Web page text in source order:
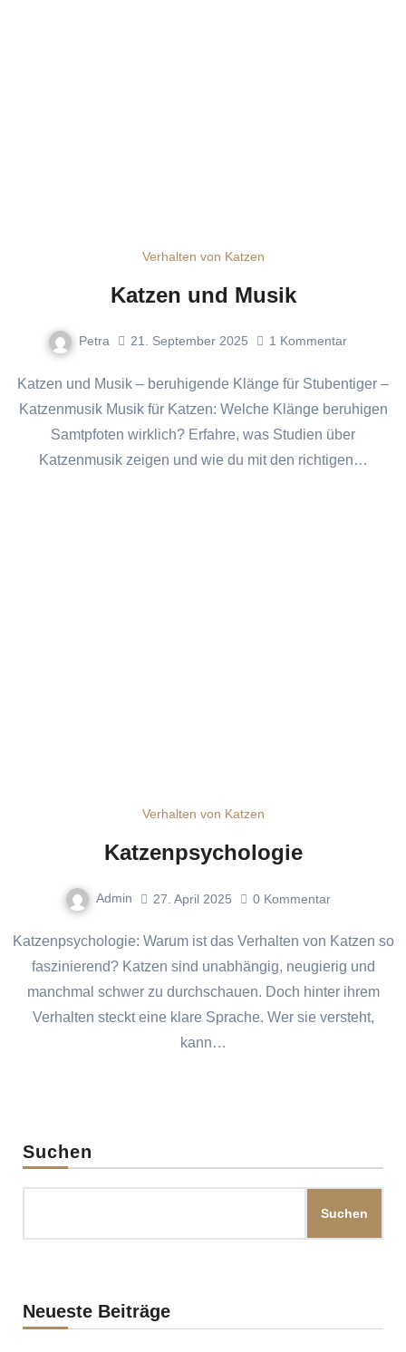
Verhalten von Katzen
Katzen und Musik
Petra 21. September 2025 1 Kommentar
Katzen und Musik – beruhigende Klänge für Stubentiger –
Katzenmusik Musik für Katzen: Welche Klänge beruhigen
Samtpfoten wirklich? Erfahre, was Studien über
Katzenmusik zeigen und wie du mit den richtigen…
Verhalten von Katzen
Katzenpsychologie
Admin 27. April 2025 0 Kommentar
Katzenpsychologie: Warum ist das Verhalten von Katzen so
faszinierend? Katzen sind unabhängig, neugierig und
manchmal schwer zu durchschauen. Doch hinter ihrem
Verhalten steckt eine klare Sprache. Wer sie versteht,
kann…
Suchen
Suchen
Neueste Beiträge